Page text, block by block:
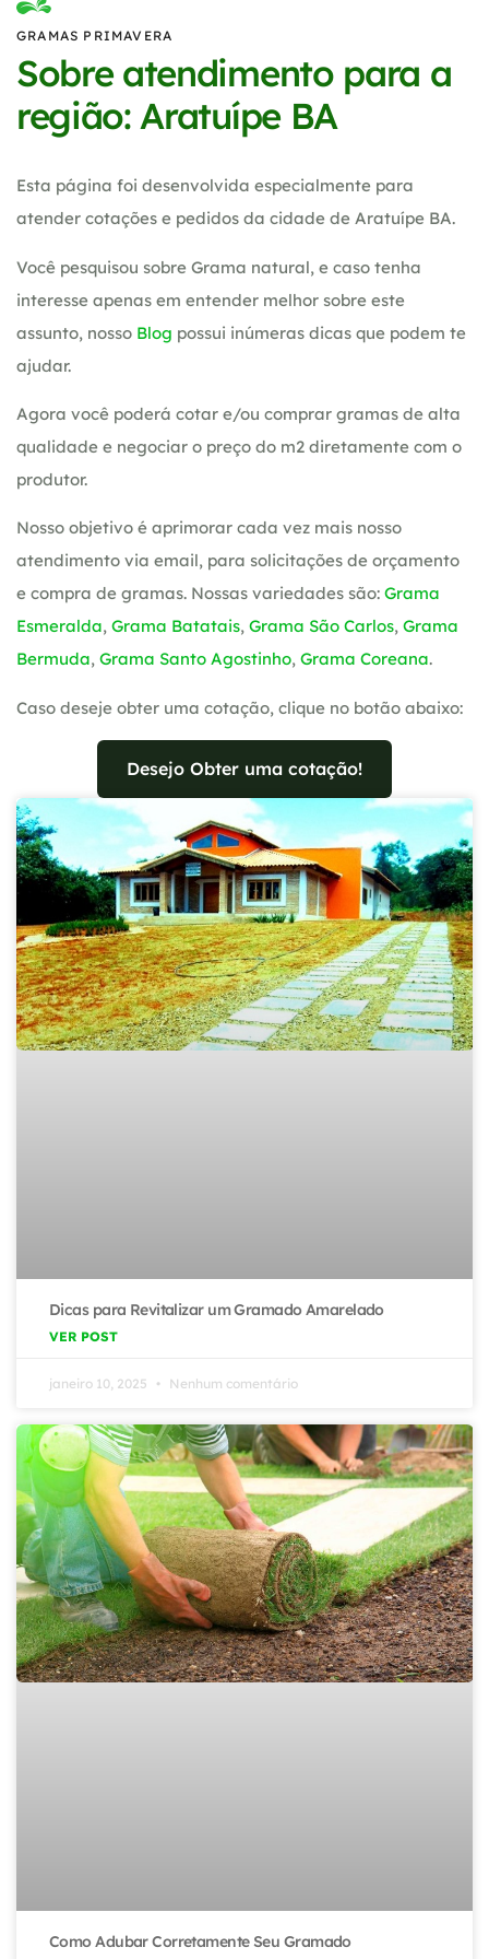
GRAMAS PRIMAVERA
Sobre atendimento para a
região: Aratuípe BA
Esta página foi desenvolvida especialmente para
atender cotações e pedidos da cidade de Aratuípe BA.
Você pesquisou sobre Grama natural, e caso tenha
interesse apenas em entender melhor sobre este
assunto, nosso Blog possui inúmeras dicas que podem te
ajudar.
Agora você poderá cotar e/ou comprar gramas de alta
qualidade e negociar o preço do m2 diretamente com o
produtor.
Nosso objetivo é aprimorar cada vez mais nosso
atendimento via email, para solicitações de orçamento
e compra de gramas. Nossas variedades são: Grama
Esmeralda, Grama Batatais, Grama São Carlos, Grama
Bermuda, Grama Santo Agostinho, Grama Coreana.
Caso deseje obter uma cotação, clique no botão abaixo:
Desejo Obter uma cotação!
Dicas para Revitalizar um Gramado Amarelado
VER POST
janeiro 10, 2025 Nenhum comentário
Como Adubar Corretamente Seu Gramado